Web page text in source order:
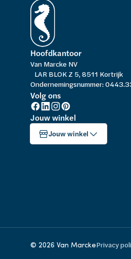
Hoofdkantoor
Van Marcke NV
LAR BLOK Z 5, 8511 Kortrijk
Ondernemingsnummer:
Volg ons
Jouw winkel
Jouw winkel
© 2026 Van MarckePrivacy